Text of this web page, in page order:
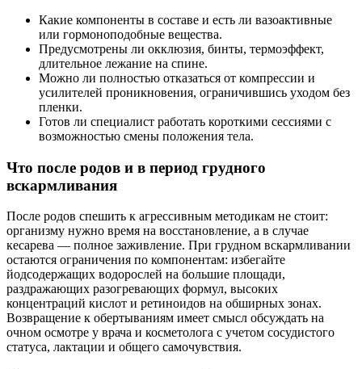
Какие компоненты в составе и есть ли вазоактивные
или гормоноподобные вещества.
Предусмотрены ли окклюзия, бинты, термоэффект,
длительное лежание на спине.
Можно ли полностью отказаться от компрессии и
усилителей проникновения, ограничившись уходом без
пленки.
Готов ли специалист работать короткими сессиями с
возможностью смены положения тела.
Что после родов и в период грудного
вскармливания
После родов спешить к агрессивным методикам не стоит:
организму нужно время на восстановление, а в случае
кесарева — полное заживление. При грудном вскармливании
остаются ограничения по компонентам: избегайте
йодсодержащих водорослей на большие площади,
раздражающих разогревающих формул, высоких
концентраций кислот и ретиноидов на обширных зонах.
Возвращение к обертываниям имеет смысл обсуждать на
очном осмотре у врача и косметолога с учетом сосудистого
статуса, лактации и общего самочувствия.